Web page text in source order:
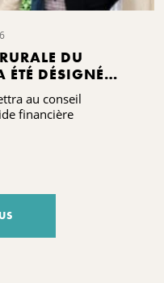
DU
DÉSIGNÉ
COMTÉ DE
UNE
DOLLARS
ACTIONS EN
au conseil
financière